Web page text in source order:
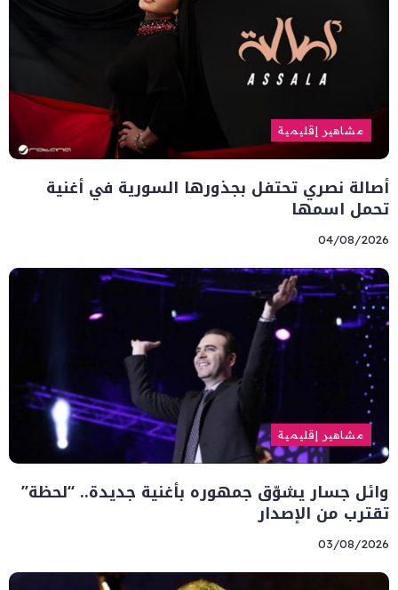
مشاهير إقليمية
أصالة نصري تحتفل بجذورها السورية في أغنية
تحمل اسمها
04/08/2026
مشاهير إقليمية
وائل جسار يشوّق جمهوره بأغنية جديدة.. “لحظة”
تقترب من الإصدار
03/08/2026